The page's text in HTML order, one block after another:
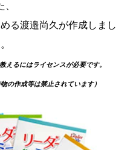
、
る渡邉尚久が作成しまし
えるにはライセンスが必要です。
の作成等は禁止されています）